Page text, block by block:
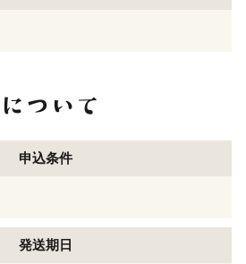
申込条件
発送期日